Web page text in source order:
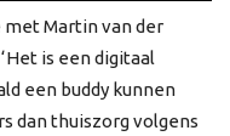
Martin van der
is een digitaal
een buddy kunnen
dan thuiszorg volgens